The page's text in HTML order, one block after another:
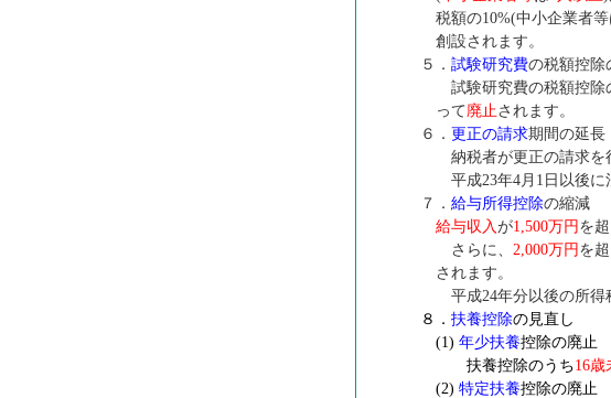
税額の10%(中小企業者
創設されます。
５． 試験研究費の税額控除
試験研究費の税額控除
って廃止されます。
６． 更正の請求期間の延長
納税者が更正の請求を
平成23年4月1日以後に
７． 給与所得控除の縮減
給与収入が1,500万円 を
さらに、2,000万円 を
されます。
平成24年分以後の所得
８． 扶養控除の見直し
(1) 年少扶養控除の廃止
扶養控除のうち16歳
(2) 特定扶養控除の廃止